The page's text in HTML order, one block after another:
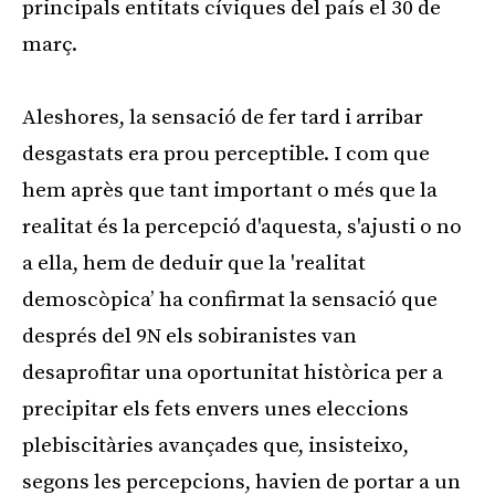
principals entitats cíviques del país el 30 de
març.
Aleshores, la sensació de fer tard i arribar
desgastats era prou perceptible. I com que
hem après que tant important o més que la
realitat és la percepció d'aquesta, s'ajusti o no
a ella, hem de deduir que la 'realitat
demoscòpica’ ha confirmat la sensació que
després del 9N els sobiranistes van
desaprofitar una oportunitat històrica per a
precipitar els fets envers unes eleccions
plebiscitàries avançades que, insisteixo,
segons les percepcions, havien de portar a un